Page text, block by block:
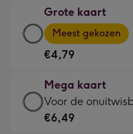
€3,49
-
Voor
kleine
gelukwens
-
Grote kaart
Grote
kaart
-
€4,79
-
Meest
gekozen
Meest gekozen
€4,79
Mega kaart
Mega
kaart
Voor de
€6,49